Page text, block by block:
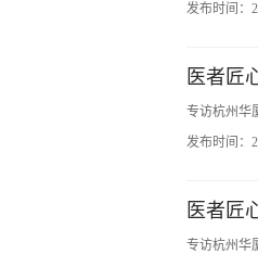
发布时间：
医者匠
专访杭州华
发布时间：
医者匠
专访杭州华